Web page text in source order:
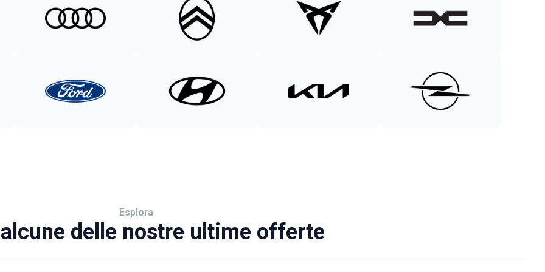
Esplora
delle nostre ultime offerte